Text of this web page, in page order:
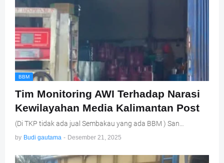
BBM
Tim Monitoring AWI Terhadap Narasi
Kewilayahan Media Kalimantan Post
(Di TKP tidak ada jual Sembakau yang ada BBM ) San…
by Budi gautama - Desember 21, 2025